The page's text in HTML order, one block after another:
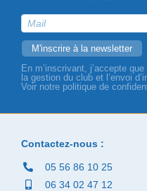
En m’inscrivant, j’accepte
la gestion du club et l’envoi
Voir notre politique de
Contactez-nous :
05 56 86 10 25
06 34 02 47 12